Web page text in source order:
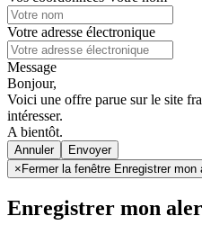
Votre adresse électronique
Message
Bonjour,
Voici une offre parue sur le site
intéresser.
A bientôt.
Annuler
× Fermer la fenêtre Enregistrer mon
Enregistrer mon